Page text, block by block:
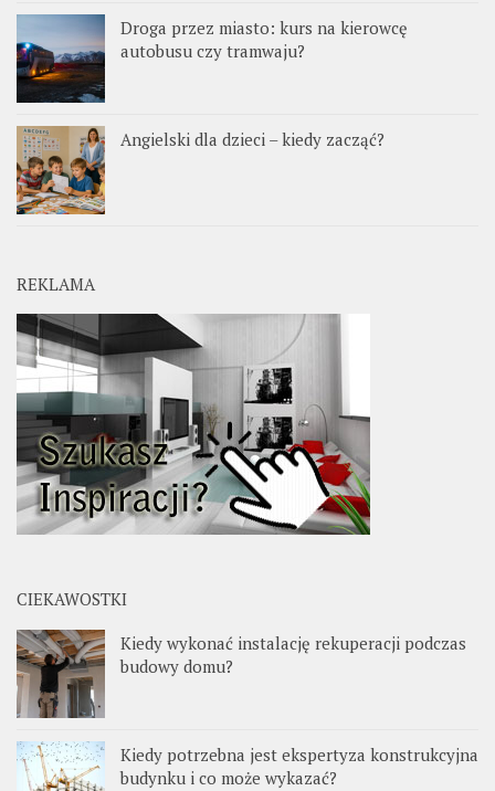
Droga przez miasto: kurs na kierowcę
autobusu czy tramwaju?
Angielski dla dzieci – kiedy zacząć?
REKLAMA
CIEKAWOSTKI
Kiedy wykonać instalację rekuperacji podczas
budowy domu?
Kiedy potrzebna jest ekspertyza konstrukcyjna
budynku i co może wykazać?